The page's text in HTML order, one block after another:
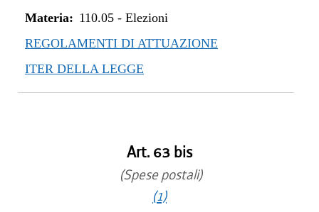
Materia: 110.05- Elezioni
REGOLAMENTI DI ATTUAZIONE
ITER DELLA LEGGE
Art. 63 bis
(Spese postali)
(1)